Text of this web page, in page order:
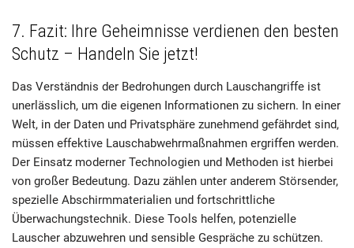
7. Fazit: Ihre Geheimnisse verdienen den besten
Schutz – Handeln Sie jetzt!
Das Verständnis der Bedrohungen durch Lauschangriffe ist
unerlässlich, um die eigenen Informationen zu sichern. In einer
Welt, in der Daten und Privatsphäre zunehmend gefährdet sind,
müssen effektive Lauschabwehrmaßnahmen ergriffen werden.
Der Einsatz moderner Technologien und Methoden ist hierbei
von großer Bedeutung. Dazu zählen unter anderem Störsender,
spezielle Abschirmmaterialien und fortschrittliche
Überwachungstechnik. Diese Tools helfen, potenzielle
Lauscher abzuwehren und sensible Gespräche zu schützen.